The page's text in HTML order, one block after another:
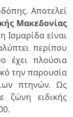
Αποτελεί
Μακεδονίας
Ισμαρίδα είναι
περίπου
έχει πλούσια
την παρουσία
πτηνών. Ως
ζώνη ειδικής